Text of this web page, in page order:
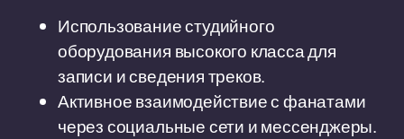
Использование студийного
оборудования высокого класса для
записи и сведения треков.
Активное взаимодействие с фанатами
через социальные сети и мессенджеры.